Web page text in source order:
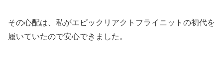
その心配は、私がエピックリアクトフライニットの初代を
履いていたので安心できました。